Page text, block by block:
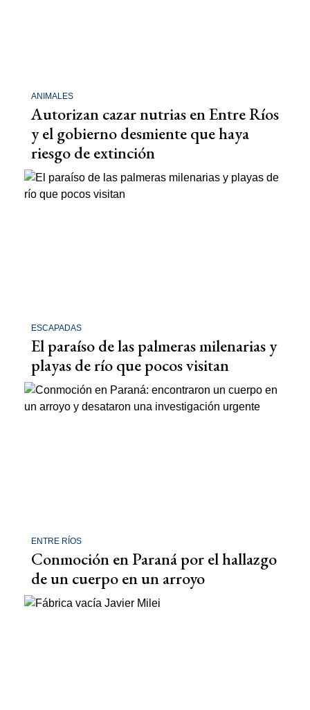
ANIMALES
Autorizan cazar nutrias en Entre Ríos
y el gobierno desmiente que haya
riesgo de extinción
ESCAPADAS
El paraíso de las palmeras milenarias y
playas de río que pocos visitan
ENTRE RÍOS
Conmoción en Paraná por el hallazgo
de un cuerpo en un arroyo